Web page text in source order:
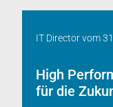
IT Directorvom
High
für die